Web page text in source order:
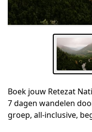
Boek jouw Retezat
7 dagen wandelen
groep, all-inclusive,